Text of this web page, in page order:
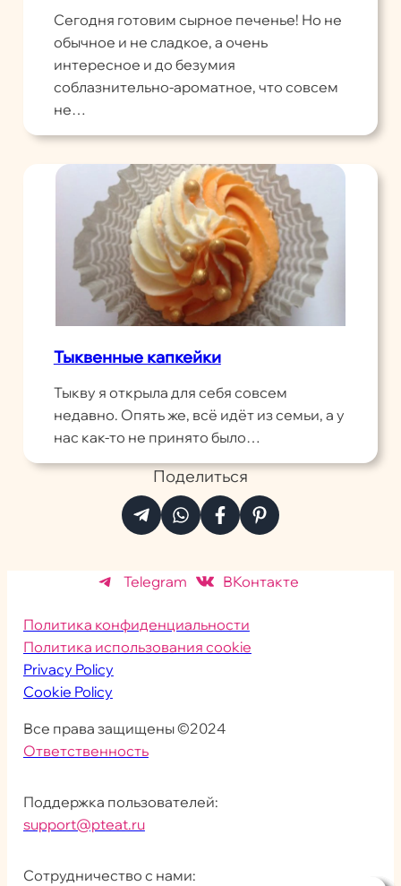
Сегодня готовим сырное печенье! Но не
обычное и не сладкое, а очень
интересное и до безумия
соблазнительно-ароматное, что совсем
не…
Тыквенные капкейки
Тыкву я открыла для себя совсем
недавно. Опять же, всё идёт из семьи, а у
нас как-то не принято было…
Поделиться
Telegram ВКонтакте
Политика конфиденциальности
Политика использования cookie
Privacy Policy
Cookie Policy
Все права защищены ©2024
Ответственность
Поддержка пользователей:
support@pteat.ru
Сотрудничество с нами: